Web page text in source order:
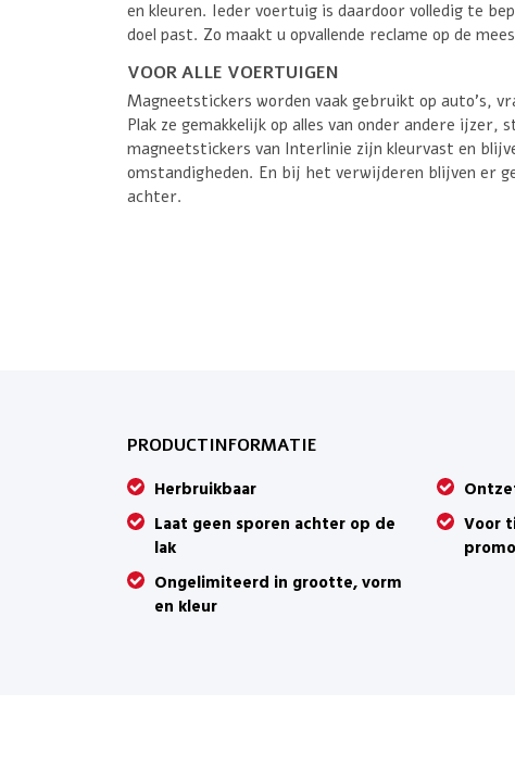
en kleuren. Ieder voertuig is daardoor volledig te
doel past. Zo maakt u opvallende reclame op de
VOOR ALLE VOERTUIGEN
Magneetstickers worden vaak gebruikt op auto’s,
Plak ze gemakkelijk op alles van onder andere ijzer,
magneetstickers van Interlinie zijn kleurvast en
omstandigheden. En bij het verwijderen blijven er
achter.
PRODUCTINFORMATIE
Herbruikbaar
Laat geen sporen achter op de
lak
Voor
Ongelimiteerd in grootte, vorm
en kleur